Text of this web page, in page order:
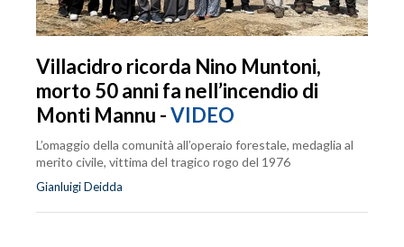
Villacidro ricorda Nino Muntoni,
morto 50 anni fa nell’incendio di
Monti Mannu -VIDEO
L’omaggio della comunità all’operaio forestale, medaglia al
merito civile, vittima del tragico rogo del 1976
Gianluigi Deidda